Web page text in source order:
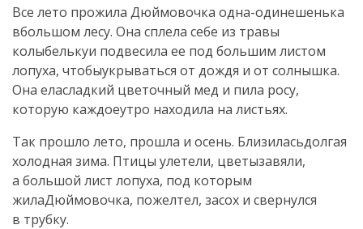
Все лето прожила Дюймовочка одна-одинешенька
вбольшом лесу. Она сплела себе из травы
колыбелькуи подвесила ее под большим листом
лопуха, чтобыукрываться от дождя и от солнышка.
Она еласладкий цветочный мед и пила росу,
которую каждоеутро находила на листьях.
Так прошло лето, прошла и осень. Близиласьдолгая
холодная зима. Птицы улетели, цветызавяли,
а большой лист лопуха, под которым
жилаДюймовочка, пожелтел, засох и свернулся
в трубку.